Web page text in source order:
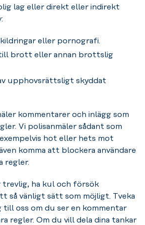
lag eller direkt eller indirekt
eller pornografi.
brott eller annan brottslig
upphovsrättsligt skyddat
kommentarer och inlägg som
Vi polisanmäler sådant som
hot eller hets mot
komma att blockera användare
regler.
trevlig, ha kul och försök
så vänligt sätt som möjligt. Tveka
till oss om du ser en kommentar
regler. Om du vill dela dina tankar